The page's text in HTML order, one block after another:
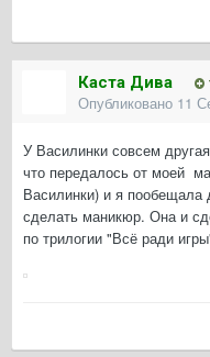
Каста Дива
Опубликовано 11
У Василинки совсем
что передалось от моей
Василинки) и я пообещала
сделать маникюр. Она и
по трилогии "Всё ради